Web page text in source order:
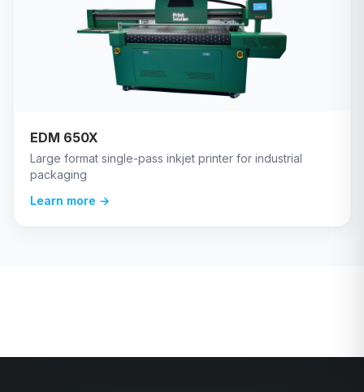
EDM 650X
Large format single-pass inkjet printer for industrial
packaging
Learn more →